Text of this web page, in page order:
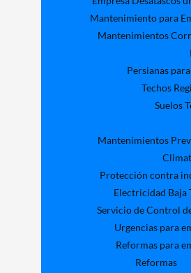
Mantenimiento para
Mantenimientos
Persianas
Techos
Suelos
Mantenimientos
Protección contra
Electricidad Baja
Servicio de Control
Urgencias para
Reformas para
Reformas